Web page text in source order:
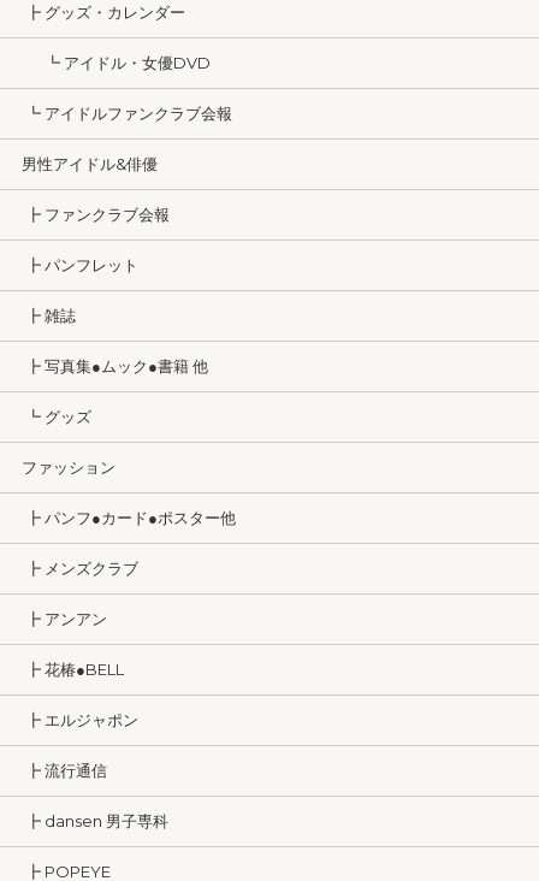
┣ グッズ・カレンダー
┗ アイドル・女優DVD
┗ アイドルファンクラブ会報
男性アイドル&俳優
┣ ファンクラブ会報
┣ パンフレット
┣ 雑誌
┣ 写真集●ムック●書籍 他
┗ グッズ
ファッション
┣ パンフ●カード●ポスター他
┣ メンズクラブ
┣ アンアン
┣ 花椿●BELL
┣ エルジャポン
┣ 流行通信
┣ dansen 男子専科
┣ POPEYE